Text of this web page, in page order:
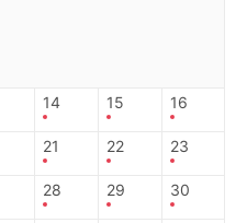
14 15 16
21 22 23
28 29 30